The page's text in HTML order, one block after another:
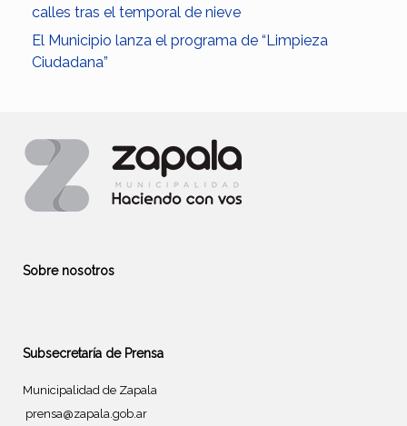
calles tras el temporal de nieve
El Municipio lanza el programa de “Limpieza
Ciudadana”
Sobre nosotros
Subsecretaría de Prensa
Municipalidad de Zapala
prensa@zapala.gob.ar